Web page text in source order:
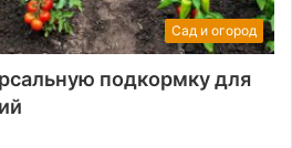
Сад и огород
подкормку для